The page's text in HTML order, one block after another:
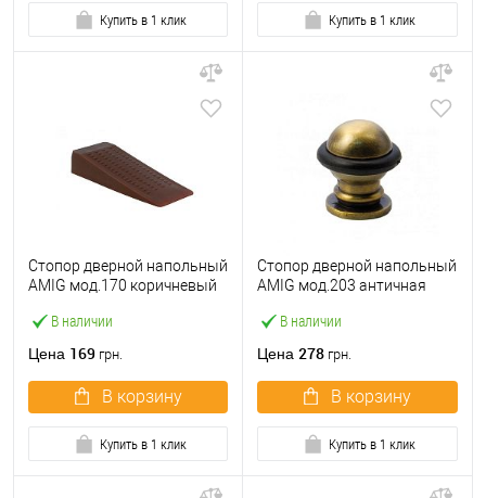
Купить в 1 клик Купить в 1 клик
В наличии
Стопор дверной напольный
AMIG мод.170 коричневый
Цена 169 грн.
В корзину
Купить в 1 клик
В наличии
Стопор дверной напольный
AMIG мод.203 античная
Цена 278 грн.
В корзину
Купить в 1 клик